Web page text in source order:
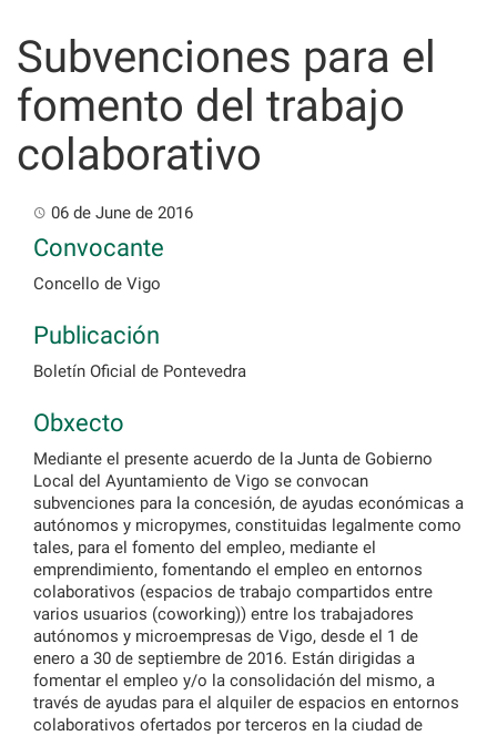
content
Subvenciones para el
fomento del trabajo
colaborativo
06 de June de 2016
Convocante
Concello de Vigo
Publicación
Boletín Oficial de Pontevedra
Obxecto
Mediante el presente acuerdo de la Junta de Gobierno
Local del Ayuntamiento de Vigo se convocan
subvenciones para la concesión, de ayudas económicas a
autónomos y micropymes, constituidas legalmente como
tales, para el fomento del empleo, mediante el
emprendimiento, fomentando el empleo en entornos
colaborativos (espacios de trabajo compartidos entre
varios usuarios (coworking)) entre los trabajadores
autónomos y microempresas de Vigo, desde el 1 de
enero a 30 de septiembre de 2016. Están dirigidas a
fomentar el empleo y/o la consolidación del mismo, a
través de ayudas para el alquiler de espacios en entornos
colaborativos ofertados por terceros en la ciudad de